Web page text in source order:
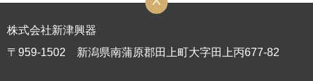
株式会社新津興器
〒959-1502 新潟県南蒲原郡田上町大字田上丙677-82